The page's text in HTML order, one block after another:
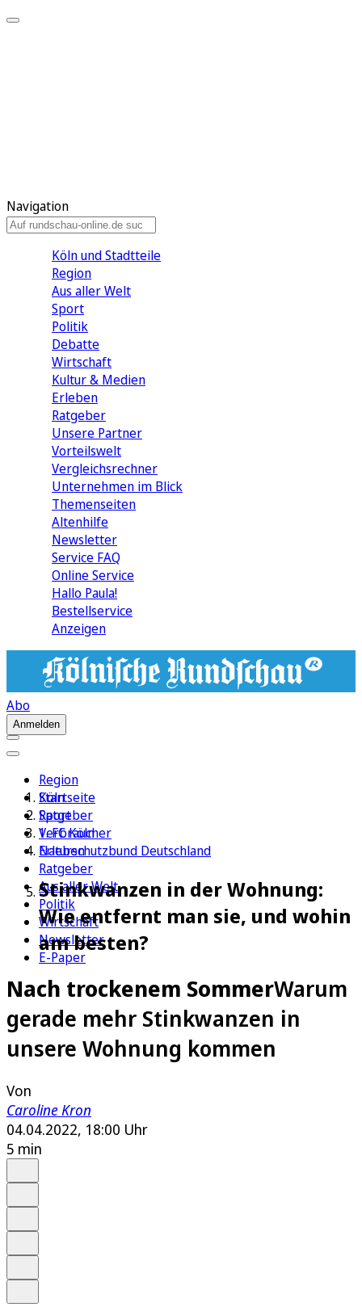
Navigation
Köln und Stadtteile
Region
Aus aller Welt
Sport
Politik
Debatte
Wirtschaft
Kultur & Medien
Erleben
Ratgeber
Unsere Partner
Vorteilswelt
Vergleichsrechner
Unternehmen im Blick
Themenseiten
Altenhilfe
Newsletter
Service FAQ
Online Service
Hallo Paula!
Bestellservice
Anzeigen
Abo
Anmelden
Region
Köln
Sport
1. FC Köln
Erleben
Ratgeber
Aus aller Welt
Politik
Wirtschaft
Newsletter
E-Paper
Startseite
Ratgeber
Verbraucher
Naturschutzbund Deutschland
Stinkwanzen in der Wohnung:
Wie entfernt man sie, und wohin
am besten?
Nach trockenem SommerWarum
gerade mehr Stinkwanzen in
unsere Wohnung kommen
Von
Caroline Kron
04.04.2022, 18:00 Uhr
5 min